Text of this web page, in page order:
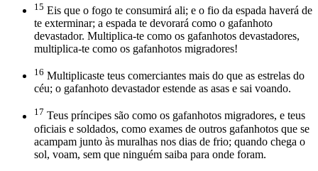
15 Eis que o fogo te consumirá ali; e o fio da espada haverá de
te exterminar; a espada te devorará como o gafanhoto
devastador. Multiplica-te como os gafanhotos devastadores,
multiplica-te como os gafanhotos migradores!
16 Multiplicaste teus comerciantes mais do que as estrelas do
céu; o gafanhoto devastador estende as asas e sai voando.
17 Teus príncipes são como os gafanhotos migradores, e teus
oficiais e soldados, como exames de outros gafanhotos que se
acampam junto às muralhas nos dias de frio; quando chega o
sol, voam, sem que ninguém saiba para onde foram.